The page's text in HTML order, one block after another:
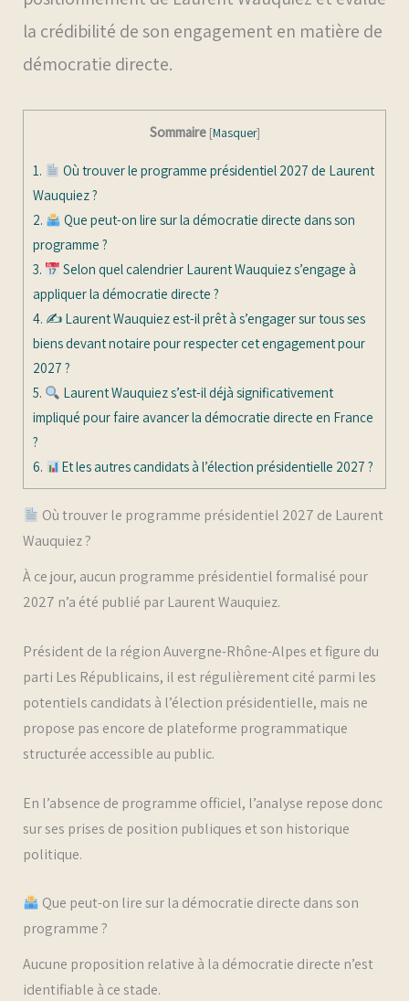
la crédibilité de son engagement en matière de
démocratie directe.
Sommaire [Masquer]
1.
Où trouver le programme présidentiel 2027 de Laurent
Wauquiez ?
2.
Que peut-on lire sur la démocratie directe dans son
programme ?
3.
Selon quel calendrier Laurent Wauquiez s’engage à
appliquer la démocratie directe ?
4. ✍️ Laurent Wauquiez est-il prêt à s’engager sur tous ses
biens devant notaire pour respecter cet engagement pour
2027 ?
5.
Laurent Wauquiez s’est-il déjà significativement
impliqué pour faire avancer la démocratie directe en France
?
6.
Et les autres candidats à l’élection présidentielle 2027 ?
Où trouver le programme présidentiel 2027 de Laurent
Wauquiez ?
À ce jour, aucun programme présidentiel formalisé pour
2027 n’a été publié par Laurent Wauquiez.
Président de la région Auvergne-Rhône-Alpes et figure du
parti Les Républicains, il est régulièrement cité parmi les
potentiels candidats à l’élection présidentielle, mais ne
propose pas encore de plateforme programmatique
structurée accessible au public.
En l’absence de programme officiel, l’analyse repose donc
sur ses prises de position publiques et son historique
politique.
Que peut-on lire sur la démocratie directe dans son
programme ?
Aucune proposition relative à la démocratie directe n’est
identifiable à ce stade.